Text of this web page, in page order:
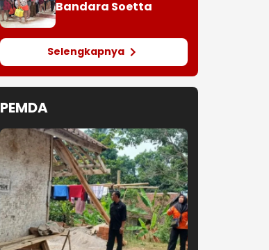
Bandara Soetta
Selengkapnya
PEMDA